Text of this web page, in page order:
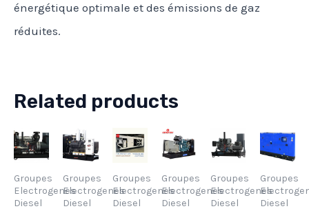
énergétique optimale et des émissions de gaz
réduites.
Related products
Groupes
Electrogenes
Diesel
Groupes
Electrogenes
Diesel
Groupes
Electrogenes
Diesel
Groupes
Electrogenes
Diesel
Groupes
Electrogenes
Diesel
Groupes
Diesel